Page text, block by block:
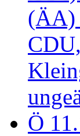
(ÄA)
Ö